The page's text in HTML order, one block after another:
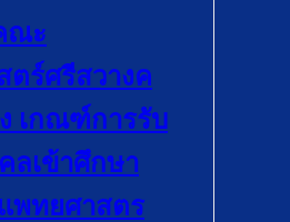
ณะ
ตร์ศรีสวางค
เกณฑ์การรับ
ลเข้าศึกษา
พทยศาสตร